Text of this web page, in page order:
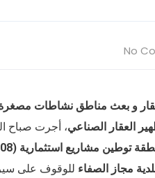
No
و بعث مناطق نشاطات
العقار الصناعي، أجرت صباح
للوقوف على